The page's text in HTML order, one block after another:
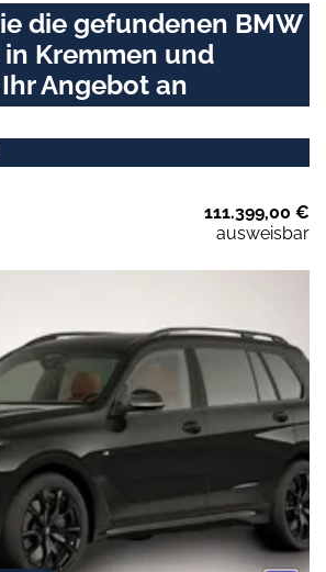
die gefundenen BMW
Kremmen und
Angebot an
111.399,00 €
ausweisbar